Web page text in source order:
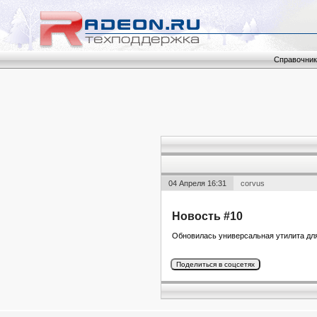
Справочник
04 Апреля 16:31 corvus
Новость #10
Обновилась универсальная утилита